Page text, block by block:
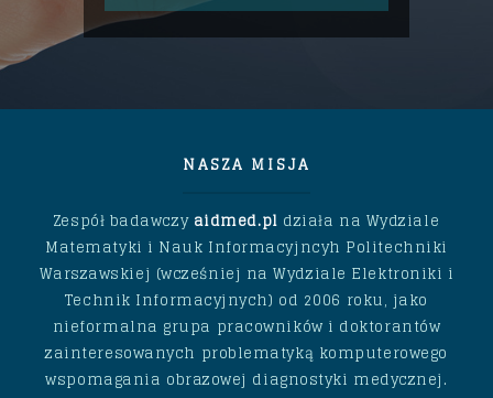
NASZA MISJA
Zespół badawczy aidmed.pl działa na Wydziale
Matematyki i Nauk Informacyjncyh Politechniki
Warszawskiej (wcześniej na Wydziale Elektroniki i
Technik Informacyjnych) od 2006 roku, jako
nieformalna grupa pracowników i doktorantów
zainteresowanych problematyką komputerowego
wspomagania obrazowej diagnostyki medycznej.